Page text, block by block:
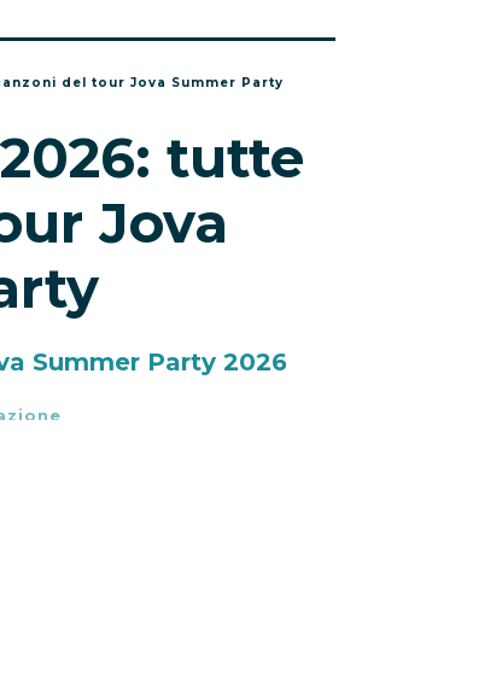
del tour Jova Summer Party
tutte
Jova
Summer Party 2026